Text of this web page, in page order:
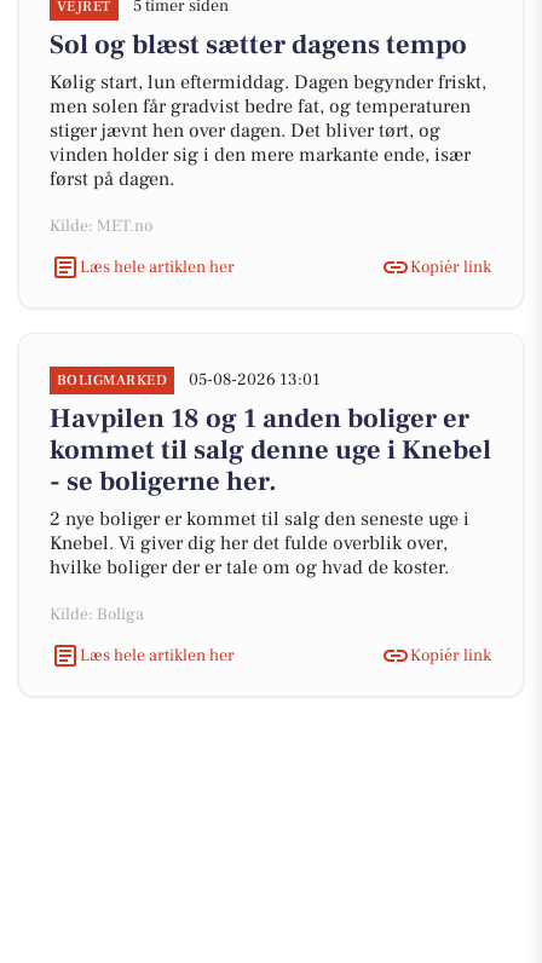
VEJRET 5 timer siden
Sol og blæst sætter dagens tempo
Kølig start, lun eftermiddag. Dagen begynder friskt,
men solen får gradvist bedre fat, og temperaturen
stiger jævnt hen over dagen. Det bliver tørt, og
vinden holder sig i den mere markante ende, især
først på dagen.
Kilde: MET.no
Læs hele artiklen her
Kopiér link
BOLIGMARKED 05-08-2026 13:01
Havpilen 18 og 1 anden boliger er
kommet til salg denne uge i Knebel
- se boligerne her.
2 nye boliger er kommet til salg den seneste uge i
Knebel. Vi giver dig her det fulde overblik over,
hvilke boliger der er tale om og hvad de koster.
Kilde: Boliga
Læs hele artiklen her
Kopiér link